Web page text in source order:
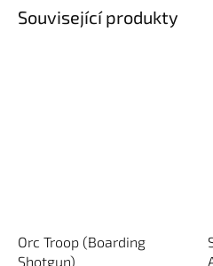
Související produkty
Orc Troop (Boarding
Shotgun)